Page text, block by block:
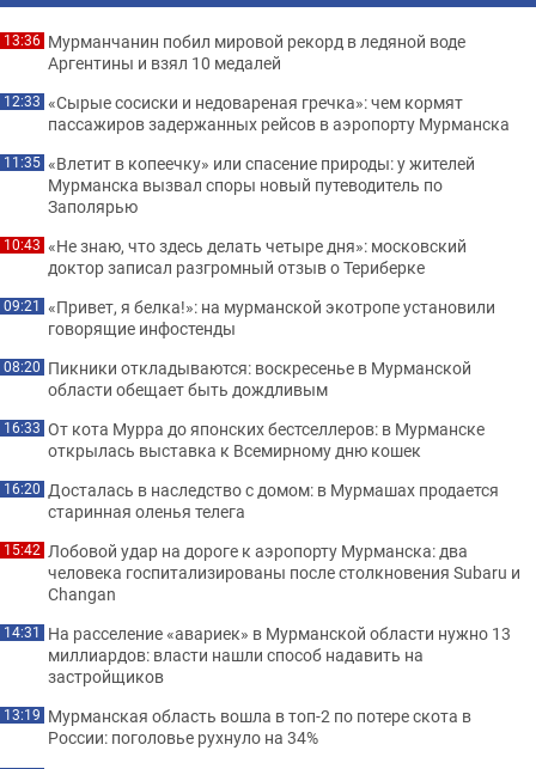
13:36 Мурманчанин побил мировой рекорд в ледяной воде
Аргентины и взял 10 медалей
12:33 «Сырые сосиски и недовареная гречка»: чем кормят
пассажиров задержанных рейсов в аэропорту Мурманска
11:35 «Влетит в копеечку» или спасение природы: у жителей
Мурманска вызвал споры новый путеводитель по
Заполярью
10:43 «Не знаю, что здесь делать четыре дня»: московский
доктор записал разгромный отзыв о Териберке
09:21 «Привет, я белка!»: на мурманской экотропе установили
говорящие инфостенды
08:20 Пикники откладываются: воскресенье в Мурманской
области обещает быть дождливым
16:33 От кота Мурра до японских бестселлеров: в Мурманске
открылась выставка к Всемирному дню кошек
16:20 Досталась в наследство с домом: в Мурмашах продается
старинная оленья телега
15:42 Лобовой удар на дороге к аэропорту Мурманска: два
человека госпитализированы после столкновения Subaru и
Changan
14:31 На расселение «авариек» в Мурманской области нужно 13
миллиардов: власти нашли способ надавить на
застройщиков
13:19 Мурманская область вошла в топ-2 по потере скота в
России: поголовье рухнуло на 34%